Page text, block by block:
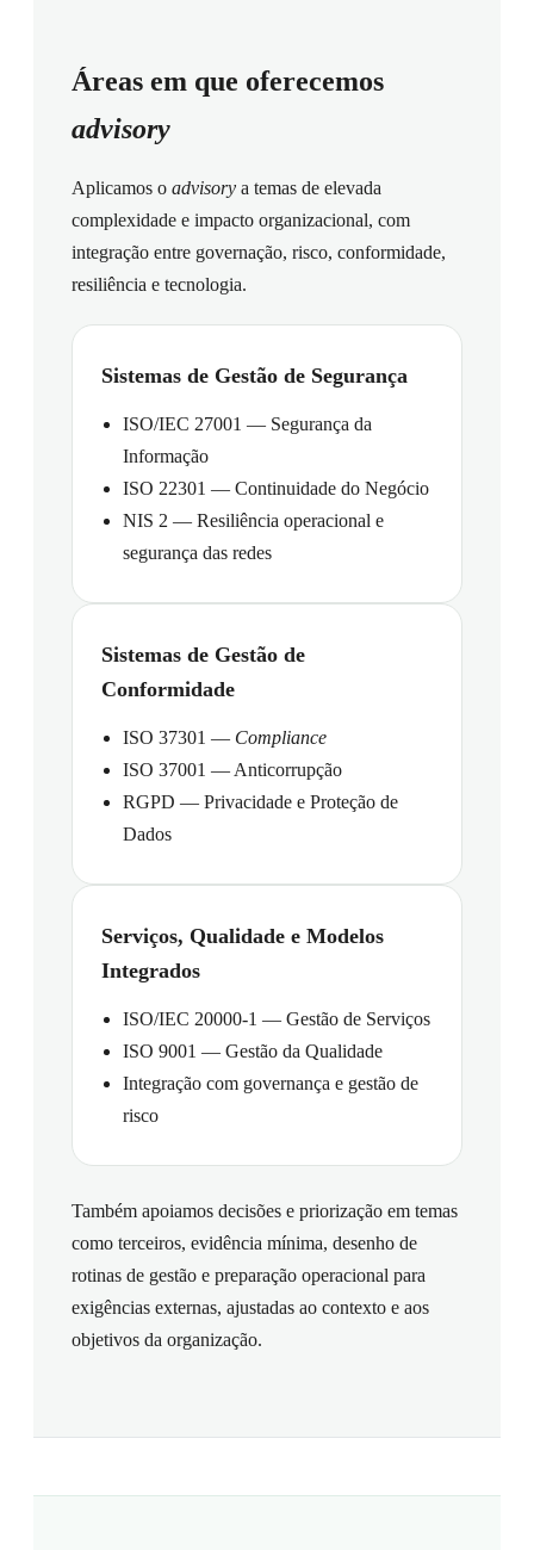
Áreas em que oferecemos
advisory
Aplicamos o advisory a temas de elevada
complexidade e impacto organizacional, com
integração entre governação, risco, conformidade,
resiliência e tecnologia.
Sistemas de Gestão de Segurança
ISO/IEC 27001 — Segurança da
Informação
ISO 22301 — Continuidade do Negócio
NIS 2 — Resiliência operacional e
segurança das redes
Sistemas de Gestão de
Conformidade
ISO 37301 — Compliance
ISO 37001 — Anticorrupção
RGPD — Privacidade e Proteção de
Dados
Serviços, Qualidade e Modelos
Integrados
ISO/IEC 20000-1 — Gestão de Serviços
ISO 9001 — Gestão da Qualidade
Integração com governança e gestão de
risco
Também apoiamos decisões e priorização em temas
como terceiros, evidência mínima, desenho de
rotinas de gestão e preparação operacional para
exigências externas, ajustadas ao contexto e aos
objetivos da organização.